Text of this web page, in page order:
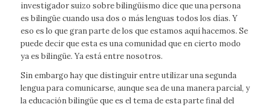
investigador suizo sobre bilingüismo dice que una persona
es bilingüe cuando usa dos o más lenguas todos los días. Y
eso es lo que gran parte de los que estamos aquí hacemos. Se
puede decir que esta es una comunidad que en cierto modo
ya es bilingüe. Ya está entre nosotros.
Sin embargo hay que distinguir entre utilizar una segunda
lengua para comunicarse, aunque sea de una manera parcial, y
la educación bilingüe que es el tema de esta parte final del